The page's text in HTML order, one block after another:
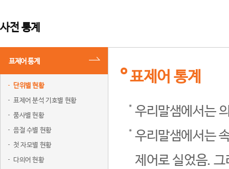
사전 통계
표제어 통계
단위별 현황
표제어 분석 기호별 현황
품사별 현황
음절 수별 현황
첫 자모별 현황
다의어 현황
표제어 통계
우리말샘에서는
우리말샘에서는
제어로 실었음.